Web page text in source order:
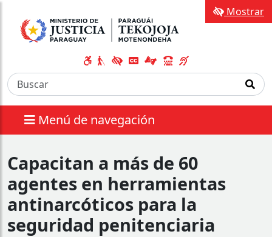
Menú de navegación
Mostrar
Capacitan a más de 60
agentes en herramientas
antinarcóticos para la
seguridad penitenciaria